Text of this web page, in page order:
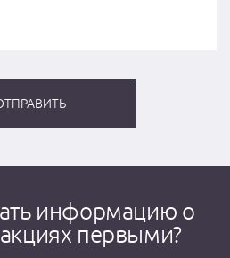
информацию о
первыми?